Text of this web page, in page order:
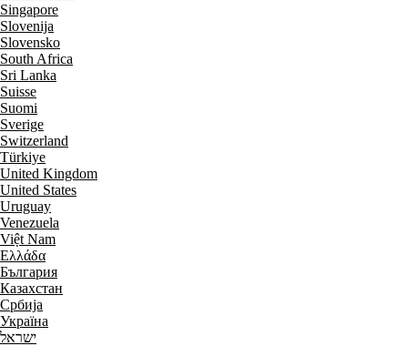
Singapore
Slovenija
Slovensko
South Africa
Sri Lanka
Suisse
Suomi
Sverige
Switzerland
Türkiye
United Kingdom
United States
Uruguay
Venezuela
Việt Nam
Ελλάδα
България
Казахстан
Србија
Україна
ישראל